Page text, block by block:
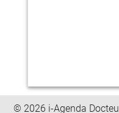
© 2026 i-Agenda